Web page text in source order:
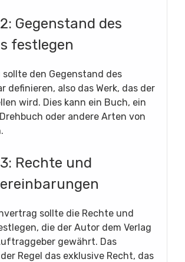
Gegenstand des
festlegen
sollte den Gegenstand des
definieren, also das Werk, das der
wird. Dies kann ein Buch, ein
oder andere Arten von
Rechte und
sollte die Rechte und
die der Autor dem Verlag
gewährt. Das
Regel das exklusive Recht, das